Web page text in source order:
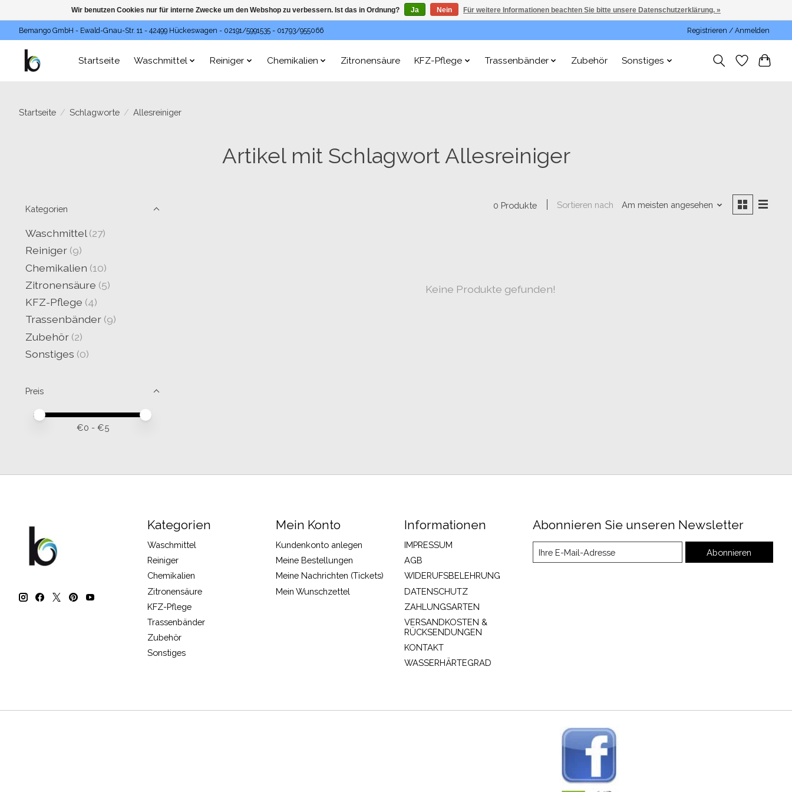
Bemango GmbH - Ewald-Gnau-Str. 11 - 42499 Hückeswagen - 02191/5991535 - 01793/955066 Registrieren / Anmelden
Startseite Waschmittel Reiniger Chemikalien Zitronensäure KFZ-Pflege Trassenbänder Zubehör Sonstiges
Startseite / Schlagworte / Allesreiniger
Artikel mit Schlagwort Allesreiniger
Kategorien
Waschmittel (27)
Reiniger (9)
Chemikalien (10)
Zitronensäure (5)
KFZ-Pflege (4)
Trassenbänder (9)
Zubehör (2)
Sonstiges (0)
Preis
Preis – Mindestwert
Price maximum value
€0 - €5
0 Produkte Sortieren nach Am meisten angesehen
Keine Produkte gefunden!
Kategorien
Waschmittel
Reiniger
Chemikalien
Zitronensäure
KFZ-Pflege
Trassenbänder
Zubehör
Sonstiges
Mein Konto
Kundenkonto anlegen
Meine Bestellungen
Meine Nachrichten (Tickets)
Mein Wunschzettel
Informationen
IMPRESSUM
AGB
WIDERUFSBELEHRUNG
DATENSCHUTZ
ZAHLUNGSARTEN
VERSANDKOSTEN &
RÜCKSENDUNGEN
KONTAKT
WASSERHÄRTEGRAD
Abonnieren Sie unseren Newsletter
Abonnieren
Wir benutzen Cookies nur für interne Zwecke um den Webshop zu verbessern. Ist das in Ordnung? Ja Nein Für weitere Informationen beachten Sie bitte unsere Datenschutzerklärung. »